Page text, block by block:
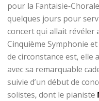
pour la Fantaisie-
quelques jours pour
concert qui allait révéler
Cinquième Symphonie
de circonstance est, elle
avec sa remarquable
suivie d’un début de
solistes, dont le pianiste